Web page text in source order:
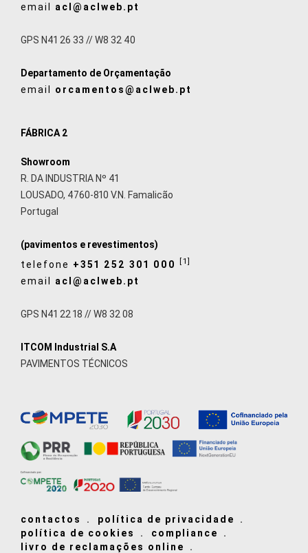
email acl@aclweb.pt
GPS N41 26 33 // W8 32 40
Departamento de Orçamentação
email orcamentos@aclweb.pt
FÁBRICA 2
Showroom
R. DA INDUSTRIA Nº 41
LOUSADO, 4760-810 V.N. Famalicão
Portugal
(pavimentos e revestimentos)
telefone +351 252 301 000 [1]
email acl@aclweb.pt
GPS N41 22 18 // W8 32 08
ITCOM Industrial S.A
PAVIMENTOS TÉCNICOS
contactos
política de privacidade
política de cookies
compliance
livro de reclamações online